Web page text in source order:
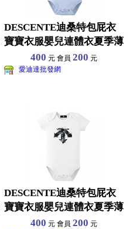
DESCENTE迪桑特包屁衣
寶寶衣服嬰兒連體衣夏季薄
款短袖三角哈衣純棉
400 元 會員200 元
愛迪達批發網
DESCENTE迪桑特包屁衣
寶寶衣服嬰兒連體衣夏季薄
款短袖三角哈衣純棉
400 元 會員200 元